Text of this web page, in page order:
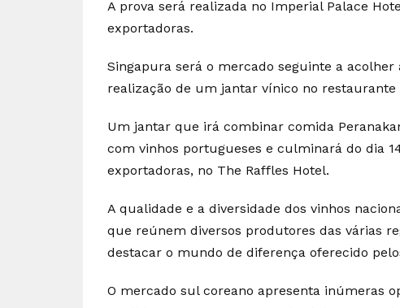
A prova será realizada no Imperial Palace
exportadoras.
Singapura será o mercado seguinte a
realização de um jantar vínico no restaurante
Um jantar que irá combinar comida
com vinhos portugueses e culminará do dia
exportadoras, no The Raffles Hotel.
A qualidade e a diversidade dos vinhos
que reúnem diversos produtores das várias
destacar o mundo de diferença oferecido
O mercado sul coreano apresenta inúmeras